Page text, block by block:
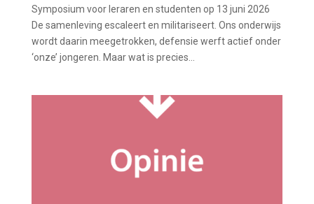
Symposium voor leraren en studenten op 13 juni 2026
De samenleving escaleert en militariseert. Ons onderwijs
wordt daarin meegetrokken, defensie werft actief onder
‘onze’ jongeren. Maar wat is precies...